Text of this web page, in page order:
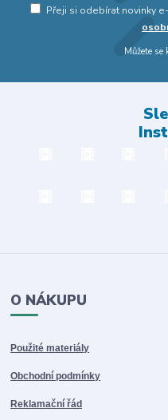
Přeji si odebírat novinky
Můžete
O NÁKUPU
Použité materiály
Obchodní podmínky
Reklamační řád